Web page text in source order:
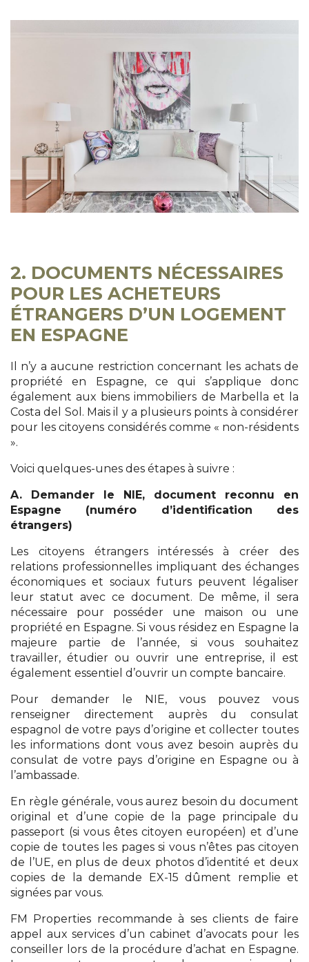
2. DOCUMENTS NÉCESSAIRES
POUR LES ACHETEURS
ÉTRANGERS D’UN LOGEMENT
EN ESPAGNE
Il n’y a aucune restriction concernant les achats de
propriété en Espagne, ce qui s’applique donc
également aux biens immobiliers de Marbella et la
Costa del Sol. Mais il y a plusieurs points à considérer
pour les citoyens considérés comme « non-résidents
».
Voici quelques-unes des étapes à suivre :
A. Demander le NIE, document reconnu en
Espagne (numéro d’identification des
étrangers)
Les citoyens étrangers intéressés à créer des
relations professionnelles impliquant des échanges
économiques et sociaux futurs peuvent légaliser
leur statut avec ce document. De même, il sera
nécessaire pour posséder une maison ou une
propriété en Espagne. Si vous résidez en Espagne la
majeure partie de l’année, si vous souhaitez
travailler, étudier ou ouvrir une entreprise, il est
également essentiel d’ouvrir un compte bancaire.
Pour demander le NIE, vous pouvez vous
renseigner directement auprès du consulat
espagnol de votre pays d’origine et collecter toutes
les informations dont vous avez besoin auprès du
consulat de votre pays d’origine en Espagne ou à
l’ambassade.
En règle générale, vous aurez besoin du document
original et d’une copie de la page principale du
passeport (si vous êtes citoyen européen) et d’une
copie de toutes les pages si vous n’êtes pas citoyen
de l’UE, en plus de deux photos d’identité et deux
copies de la demande EX-15 dûment remplie et
signées par vous.
FM Properties recommande à ses clients de faire
appel aux services d’un cabinet d’avocats pour les
conseiller lors de la procédure d’achat en Espagne.